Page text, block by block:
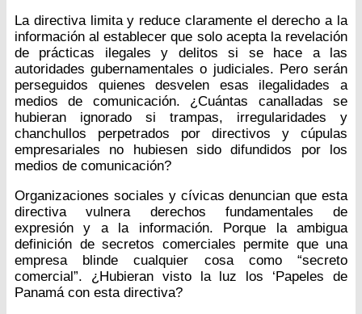
La directiva limita y reduce claramente el derecho a la
información al establecer que solo acepta la revelación
de prácticas ilegales y delitos si se hace a las
autoridades gubernamentales o judiciales. Pero serán
perseguidos quienes desvelen esas ilegalidades a
medios de comunicación. ¿Cuántas canalladas se
hubieran ignorado si trampas, irregularidades y
chanchullos perpetrados por directivos y cúpulas
empresariales no hubiesen sido difundidos por los
medios de comunicación?
Organizaciones sociales y cívicas denuncian que esta
directiva vulnera derechos fundamentales de
expresión y a la información. Porque la ambigua
definición de secretos comerciales permite que una
empresa blinde cualquier cosa como “secreto
comercial”. ¿Hubieran visto la luz los ‘Papeles de
Panamá con esta directiva?